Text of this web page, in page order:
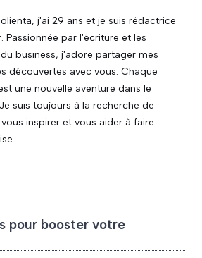
j'ai 29 ans et je suis rédactrice
Passionnée par l'écriture et les
business, j'adore partager mes
découvertes avec vous. Chaque
une nouvelle aventure dans le
suis toujours à la recherche de
inspirer et vous aider à faire
pour booster votre